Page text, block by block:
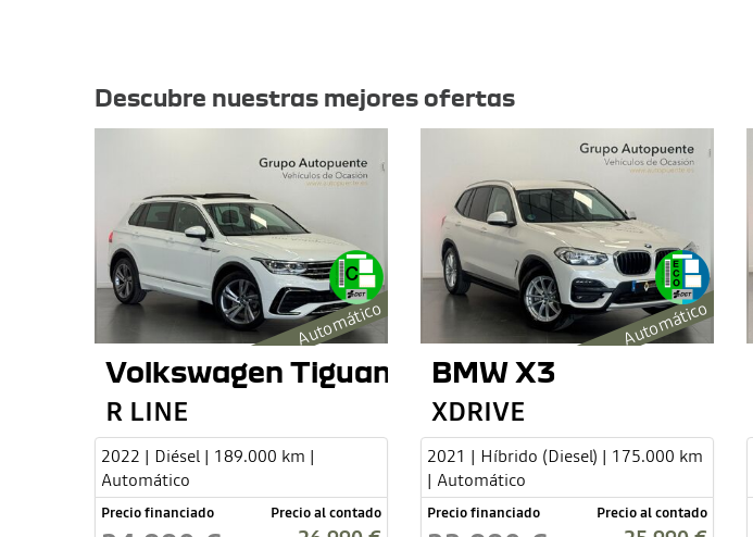
Descubre nuestras mejores ofertas
Automático
Volkswagen Tiguan
R LINE
2022 | Diésel | 189.000 km |
Automático
Precio financiado Precio al contado
Automático
BMW X3
XDRIVE
2021 | Híbrido (Diesel) | 175.000 km
| Automático
Precio financiado Precio al contado